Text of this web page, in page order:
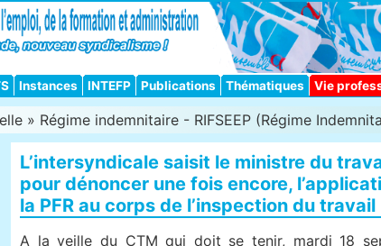
Instances INTEFP Publications Thématiques Vie
» Régime indemnitaire - RIFSEEP (Régime
L’intersyndicale saisit le ministre du
pour dénoncer une fois encore,
la PFR au corps de l’inspection du travail
A la veille du CTM qui doit se tenir, mardi 18